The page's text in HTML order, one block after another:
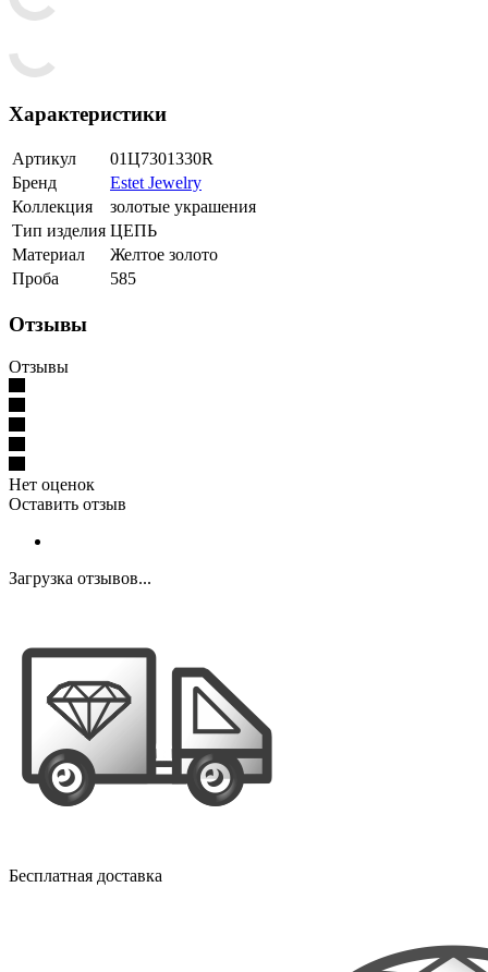
Характеристики
Артикул
01Ц7301330R
Бренд
Estet Jewelry
Коллекция
золотые украшения
Тип изделия ЦЕПЬ
Материал
Желтое золото
Проба
585
Отзывы
Отзывы
Нет оценок
Оставить отзыв
Загрузка отзывов...
Бесплатная доставка